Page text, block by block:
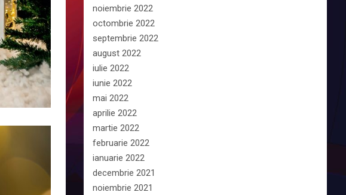
noiembrie 2022
octombrie 2022
septembrie 2022
august 2022
iulie 2022
iunie 2022
mai 2022
aprilie 2022
martie 2022
februarie 2022
ianuarie 2022
decembrie 2021
noiembrie 2021